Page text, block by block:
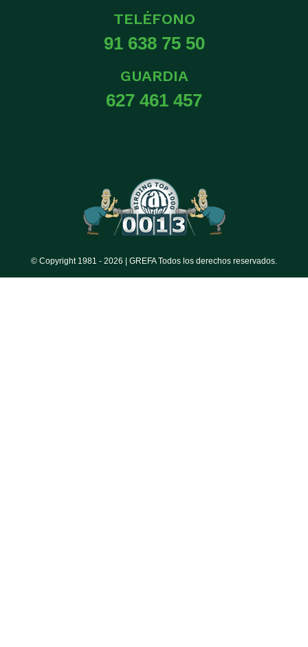
TELÉFONO
91 638 75 50
GUARDIA
627 461 457
© Copyright 1981 - 2026 | GREFA Todos los derechos reservados.